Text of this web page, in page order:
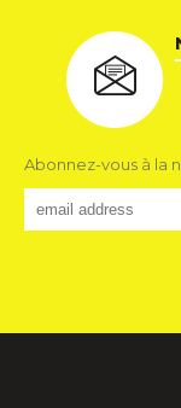
Abonnez-vous à la